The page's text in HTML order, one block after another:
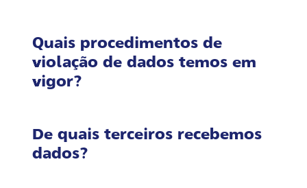
Quais procedimentos de
violação de dados temos em
vigor?
De quais terceiros recebemos
dados?